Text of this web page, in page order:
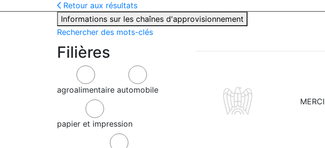
Retour aux résultats
Informations sur les chaînes d'approvisionnement
Rechercher des mots-clés
Filières
agroalimentaire automobile
papier et impression